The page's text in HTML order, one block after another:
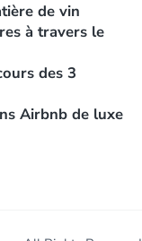
de vin
à travers le
des 3
Airbnb de luxe